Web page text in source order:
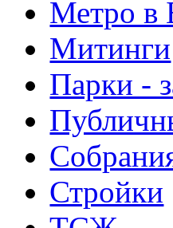
Метро в
Митинги
Парки -
Стройки